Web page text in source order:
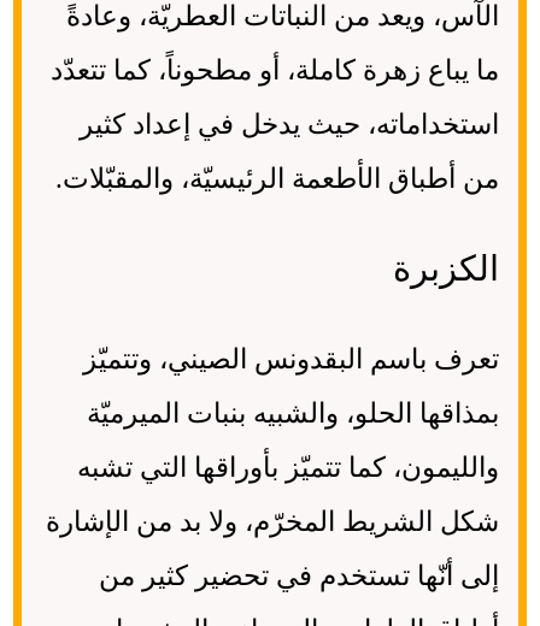
الآس، ويعد من النباتات العطريّة، وعادةً
ما يباع زهرة كاملة، أو مطحوناً، كما تتعدّد
استخداماته، حيث يدخل في إعداد كثير
من أطباق الأطعمة الرئيسيّة، والمقبّلات.
الكزبرة
تعرف باسم البقدونس الصيني، وتتميّز
بمذاقها الحلو، والشبيه بنبات الميرميّة
والليمون، كما تتميّز بأوراقها التي تشبه
شكل الشريط المخرّم، ولا بد من الإشارة
إلى أنّها تستخدم في تحضير كثير من